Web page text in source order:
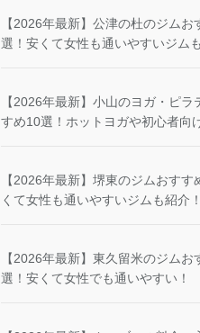
【2026年最新】公津の杜のジムお
選！安くて女性も通いやすいジム
【2026年最新】小山のヨガ・ピラ
すめ10選！ホットヨガや初心者向
【2026年最新】堺東のジムおすす
くて女性も通いやすいジムも紹介！
【2026年最新】東久留米のジムお
選！安くて女性でも通いやすい！